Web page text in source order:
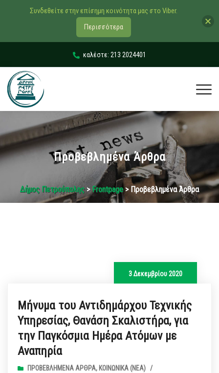
καλέστε: 213 2024401
Προβεβλημένα Άρθρα
Δήμος Πετρούπολης>Frontpage> Προβεβλημένα Άρθρα
3 Δεκεμβρίου 2020
Μήνυμα του Αντιδημάρχου Τεχνικής
Υπηρεσίας, Θανάση Σκαλιστήρα, για
την Παγκόσμια Ημέρα Ατόμων με
Αναπηρία
ΠΡΟΒΕΒΛΗΜΈΝΑ ΆΡΘΡΑ, ΚΟΙΝΩΝΙΚΆ (ΝΕΑ) /
Συνδεθείτε στην επίσημη κοινότητα μας στο Viber.
Περισσότερα